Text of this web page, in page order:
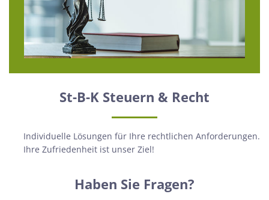
St-B-K Steuern & Recht
Individuelle Lösungen für Ihre rechtlichen Anforderungen.
Ihre Zufriedenheit ist unser Ziel!
Haben Sie Fragen?